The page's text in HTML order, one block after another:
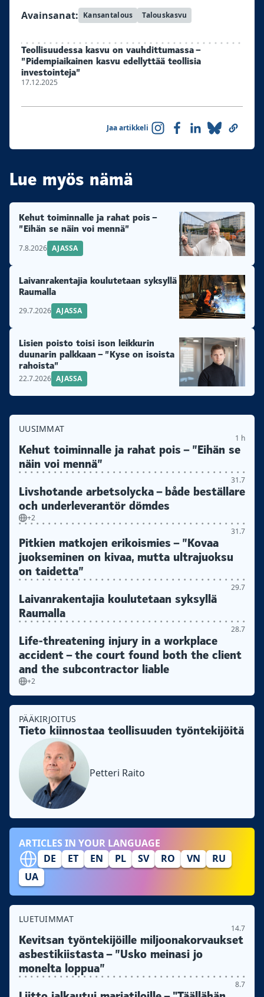
Avainsanat: Kansantalous Talouskasvu
Teollisuudessa kasvu on vauhdittumassa –
”Pidempiaikainen kasvu edellyttää teollisia
investointeja”
17.12.2025
Jaa artikkeli
Lue myös nämä
Kehut toiminnalle ja rahat pois –
”Eihän se näin voi mennä”
7.8.2026 AJASSA
Laivanrakentajia koulutetaan syksyllä
Raumalla
29.7.2026 AJASSA
Lisien poisto toisi ison leikkurin
duunarin palkkaan – ”Kyse on isoista
rahoista”
22.7.2026 AJASSA
UUSIMMAT
1 h
Kehut toiminnalle ja rahat pois – ”Eihän se
näin voi mennä”
31.7
Livshotande arbetsolycka – både beställare
och underleverantör dömdes
+2
31.7
Pitkien matkojen erikoismies – ”Kovaa
juokseminen on kivaa, mutta ultrajuoksu
on taidetta”
29.7
Laivanrakentajia koulutetaan syksyllä
Raumalla
28.7
Life-threatening injury in a workplace
accident – the court found both the client
and the subcontractor liable
+2
PÄÄKIRJOITUS
Tieto kiinnostaa teollisuuden työntekijöitä
Petteri Raito
ARTICLES IN YOUR LANGUAGE
DE
ET EN PL SV RO VN
RU
UA
LUETUIMMAT
14.7
Kevitsan työntekijöille miljoonakorvaukset
asbestikiistasta – ”Usko meinasi jo
monelta loppua”
8.7